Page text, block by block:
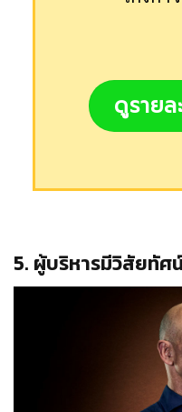
ดูรายล
5. ผู้บริหารมีวิสัยทัศ